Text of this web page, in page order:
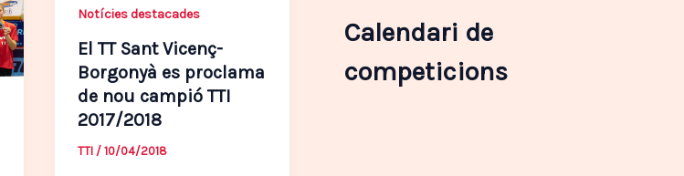
Notícies destacades
El TT Sant Vicenç-
Borgonyà es proclama
de nou campió TTI
2017/2018
TTI /10/04/2018
a
Calendari de
competicions